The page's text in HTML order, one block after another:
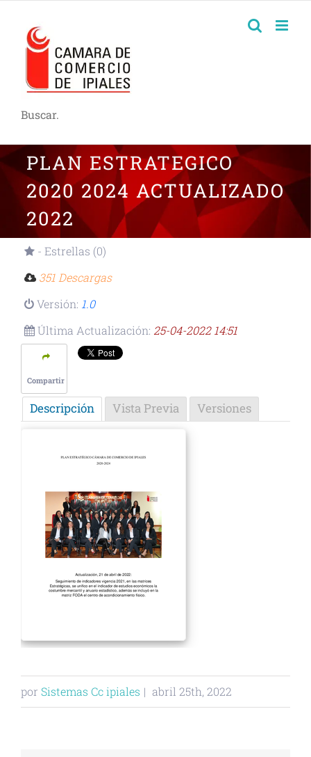
Buscar.
PLAN ESTRATEGICO
2020 2024 ACTUALIZADO
2022
- Estrellas (0)
351 Descargas
Versión: 1.0
Última Actualización: 25-04-2022 14:51
Compartir
Descripción Vista Previa Versiones
por Sistemas Cc ipiales | abril 25th, 2022